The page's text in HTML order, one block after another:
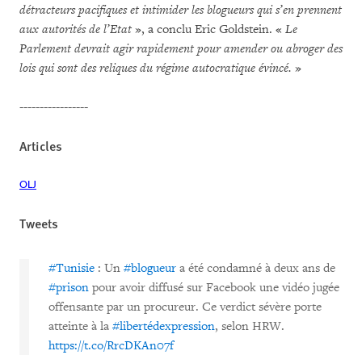
détracteurs pacifiques et intimider les blogueurs qui s’en prennent
aux autorités de l’Etat », a conclu Eric Goldstein. « Le
Parlement devrait agir rapidement pour amender ou abroger des
lois qui sont des reliques du régime autocratique évincé. »
-----------------
Articles
OLJ
Tweets
#Tunisie : Un #blogueur a été condamné à deux ans de
#prison pour avoir diffusé sur Facebook une vidéo jugée
offensante par un procureur. Ce verdict sévère porte
atteinte à la #libertédexpression, selon HRW.
https://t.co/RrcDKAn07f